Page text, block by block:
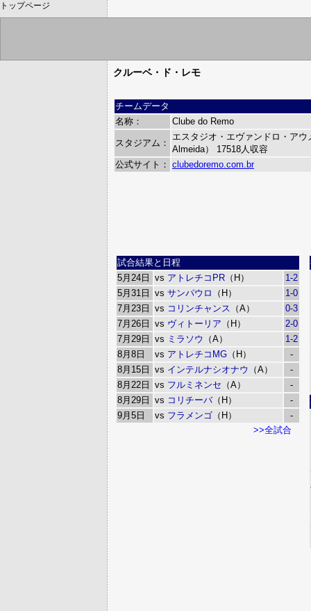
トップページ
クルーベ・ド・レモ
チームデータ
名称：
Clube do Remo
スタジアム：
エスタジオ・エヴァンドロ・ア
Almeida） 17518人収容
公式サイト： clubedoremo.com.br
試合結果と日程
5月24日
vs アトレチコPR （H）
1-2
5月31日
vs サンパウロ （H）
1-0
7月23日
vs コリンチャンス （A）
0-3
7月26日
vs ヴィトーリア （H）
2-0
7月29日
vs ミラソウ （A）
1-2
8月8日
vs アトレチコMG （H）
-
8月15日
vs インテルナシオナウ （A）
-
8月22日
vs フルミネンセ （A）
-
8月29日
vs コリチーバ（H）
-
9月5日
vs フラメンゴ （H）
-
>>全試合